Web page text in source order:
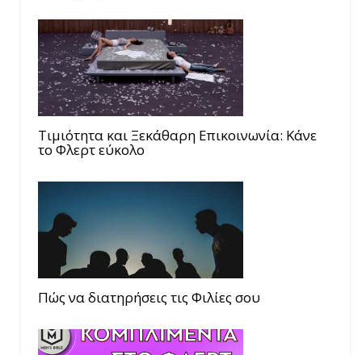
Τιμιότητα και Ξεκάθαρη Επικοινωνία: Κάνε
το Φλερτ εύκολο
Πώς να διατηρήσεις τις Φιλίες σου